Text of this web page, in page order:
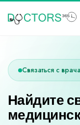
Связаться с
Найдите